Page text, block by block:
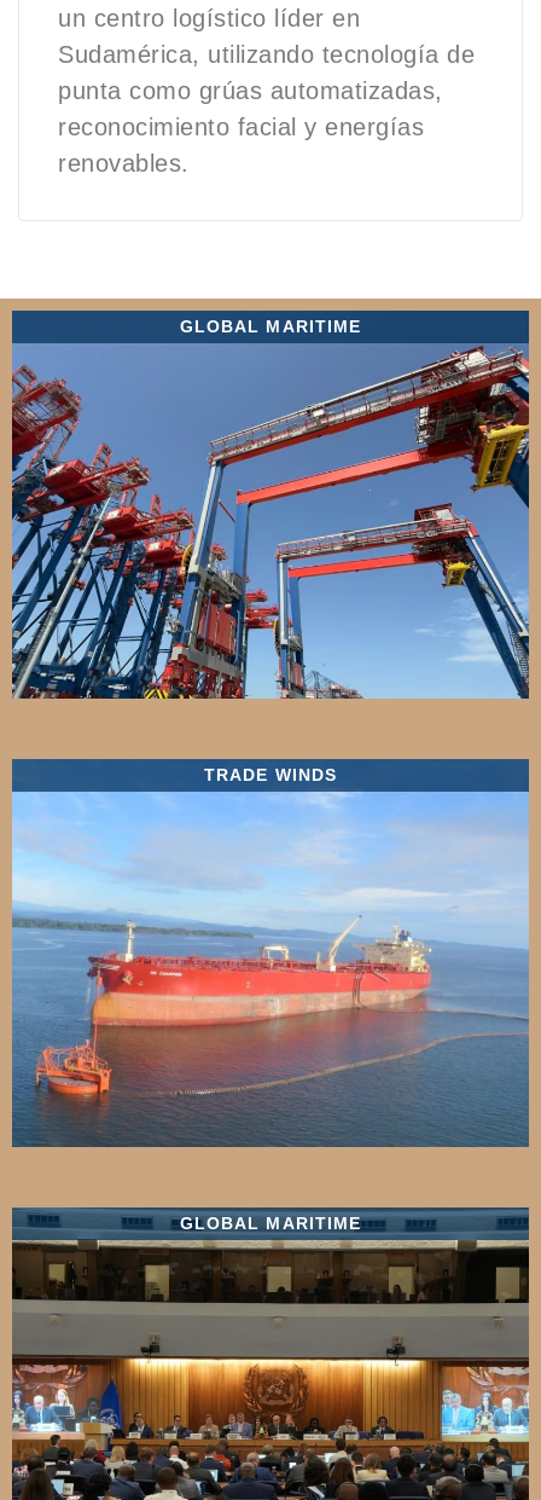
un centro logístico líder en
Sudamérica, utilizando tecnología de
punta como grúas automatizadas,
reconocimiento facial y energías
renovables.
GLOBAL MARITIME
TRADE WINDS
GLOBAL MARITIME